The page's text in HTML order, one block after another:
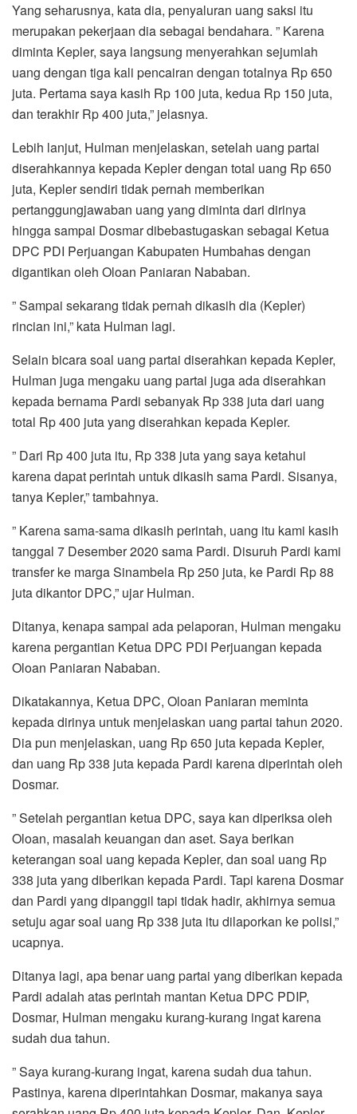
Yang seharusnya, kata dia, penyaluran uang saksi itu
merupakan pekerjaan dia sebagai bendahara. ” Karena
diminta Kepler, saya langsung menyerahkan sejumlah
uang dengan tiga kali pencairan dengan totalnya Rp 650
juta. Pertama saya kasih Rp 100 juta, kedua Rp 150 juta,
dan terakhir Rp 400 juta,” jelasnya.
Lebih lanjut, Hulman menjelaskan, setelah uang partai
diserahkannya kepada Kepler dengan total uang Rp 650
juta, Kepler sendiri tidak pernah memberikan
pertanggungjawaban uang yang diminta dari dirinya
hingga sampai Dosmar dibebastugaskan sebagai Ketua
DPC PDI Perjuangan Kabupaten Humbahas dengan
digantikan oleh Oloan Paniaran Nababan.
” Sampai sekarang tidak pernah dikasih dia (Kepler)
rincian ini,” kata Hulman lagi.
Selain bicara soal uang partai diserahkan kepada Kepler,
Hulman juga mengaku uang partai juga ada diserahkan
kepada bernama Pardi sebanyak Rp 338 juta dari uang
total Rp 400 juta yang diserahkan kepada Kepler.
” Dari Rp 400 juta itu, Rp 338 juta yang saya ketahui
karena dapat perintah untuk dikasih sama Pardi. Sisanya,
tanya Kepler,” tambahnya.
” Karena sama-sama dikasih perintah, uang itu kami kasih
tanggal 7 Desember 2020 sama Pardi. Disuruh Pardi kami
transfer ke marga Sinambela Rp 250 juta, ke Pardi Rp 88
juta dikantor DPC,” ujar Hulman.
Ditanya, kenapa sampai ada pelaporan, Hulman mengaku
karena pergantian Ketua DPC PDI Perjuangan kepada
Oloan Paniaran Nababan.
Dikatakannya, Ketua DPC, Oloan Paniaran meminta
kepada dirinya untuk menjelaskan uang partai tahun 2020.
Dia pun menjelaskan, uang Rp 650 juta kepada Kepler,
dan uang Rp 338 juta kepada Pardi karena diperintah oleh
Dosmar.
” Setelah pergantian ketua DPC, saya kan diperiksa oleh
Oloan, masalah keuangan dan aset. Saya berikan
keterangan soal uang kepada Kepler, dan soal uang Rp
338 juta yang diberikan kepada Pardi. Tapi karena Dosmar
dan Pardi yang dipanggil tapi tidak hadir, akhirnya semua
setuju agar soal uang Rp 338 juta itu dilaporkan ke polisi,”
ucapnya.
Ditanya lagi, apa benar uang partai yang diberikan kepada
Pardi adalah atas perintah mantan Ketua DPC PDIP,
Dosmar, Hulman mengaku kurang-kurang ingat karena
sudah dua tahun.
” Saya kurang-kurang ingat, karena sudah dua tahun.
Pastinya, karena diperintahkan Dosmar, makanya saya